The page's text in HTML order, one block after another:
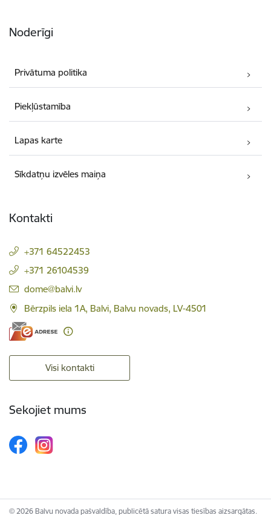
Noderīgi
Privātuma politika
Piekļūstamība
Lapas karte
Sīkdatņu izvēles maiņa
Kontakti
+371 64522453
+371 26104539
E-pasts:
dome@balvi.lv
Bērzpils iela 1A, Balvi, Balvu novads, LV-4501
Visi kontakti
Sekojiet mums
© 2026 Balvu novada pašvaldība, publicētā satura visas tiesības aizsargātas.